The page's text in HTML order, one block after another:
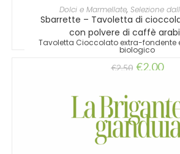
AGGIUNGI AL
Dolci e Marmellate, Selezione
Sbarrette – Tavoletta di
con polvere di caffè
Tavoletta Cioccolato extra-fondente
biologico
€2,50 €2,00